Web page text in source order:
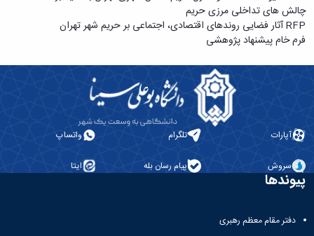
چالش های تداخلی مرزی حریم
RFP آثار فضایی روندهای اقتصادی، اجتماعی بر حریم شهر تهران
فرم خام پیشنهاد پژوهشی
آپارات تلگرام واتساپ
سروش پیام رسان بله ایتا
پیوندها
دفتر مقام معظم رهبری